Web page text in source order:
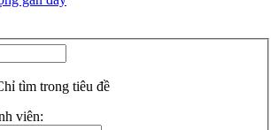
tìm trong tiêu đề
viên: